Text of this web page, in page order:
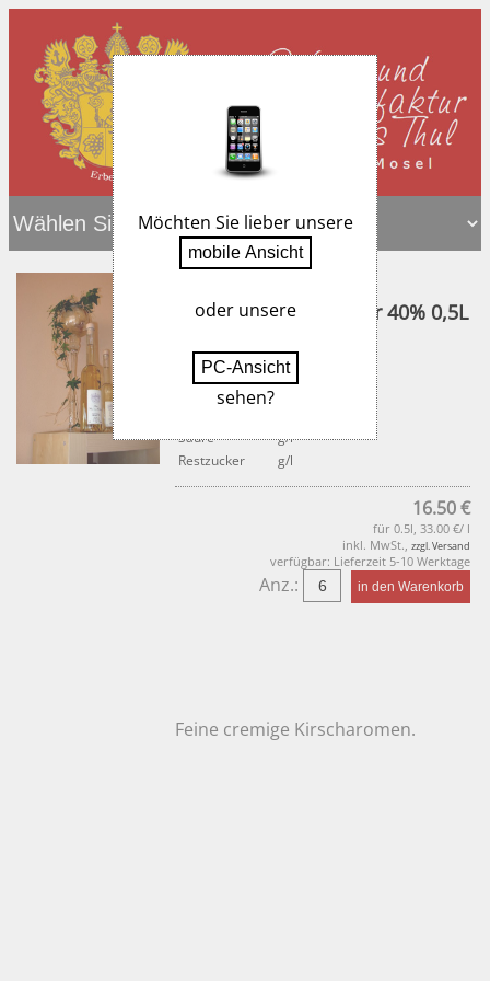
Möchten Sie lieber unsere
oder unsere
sehen?
Feines Kirsch - Wasser 40% 0,5L
Artikelnummer:
Säure
g/l
Restzucker
g/l
16.50 €
für 0.5l, 33.00 €/ l
inkl. MwSt., zzgl. Versand
verfügbar: Lieferzeit 5-10 Werktage
Anz.:
Feine cremige Kirscharomen.